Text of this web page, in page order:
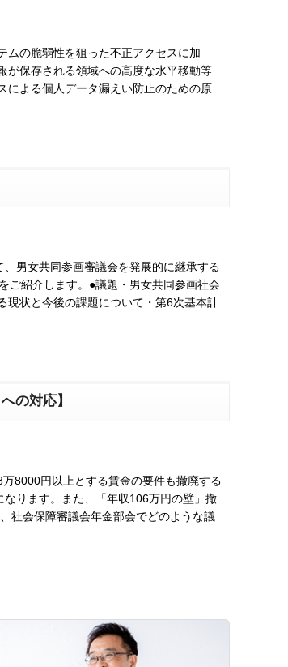
ムの脆弱性を狙った不正アクセスに加
が保存される領域への高度な水平移動等
による個人データ漏えい防止のための原
男女共同参画審議会を発展的に継承する
ご紹介します。●議題・男女共同参画社会
現状と今後の課題について・第6次基本計
の対応】
8000円以上とする賃金の要件も撤廃する
ります。また、「年収106万円の壁」撤
社会保障審議会年金部会でどのような議